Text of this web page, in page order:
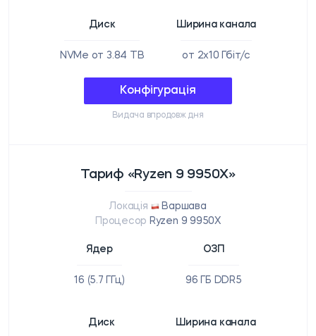
Диск
NVMe от 3.84 TB
Ширина канала
от 2x10 Гбіт/с
Конфігурація
Видача впродовж дня
Тариф «Ryzen 9 9950X»
Локація
Варшава
Процесор Ryzen 9 9950X
Ядер
16 (5.7 ГГц)
ОЗП
96 ГБ DDR5
Диск Ширина канала